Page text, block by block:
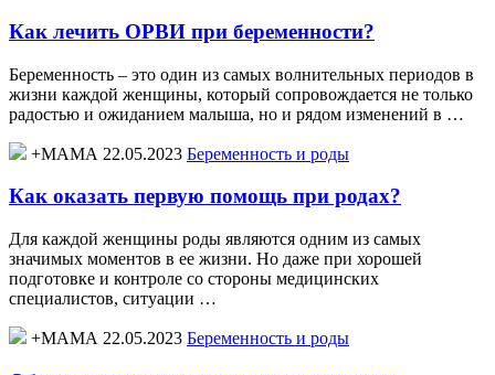
Как лечить ОРВИ при беременности?
Беременность – это один из самых волнительных периодов в
жизни каждой женщины, который сопровождается не только
радостью и ожиданием малыша, но и рядом изменений в …
+МАМА 22.05.2023 Беременность и роды
Как оказать первую помощь при родах?
Для каждой женщины роды являются одним из самых
значимых моментов в ее жизни. Но даже при хорошей
подготовке и контроле со стороны медицинских
специалистов, ситуации …
+МАМА 22.05.2023 Беременность и роды